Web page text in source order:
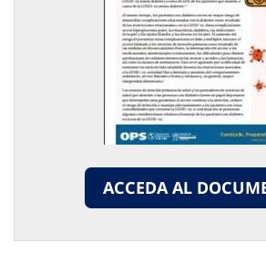
ACCEDA AL